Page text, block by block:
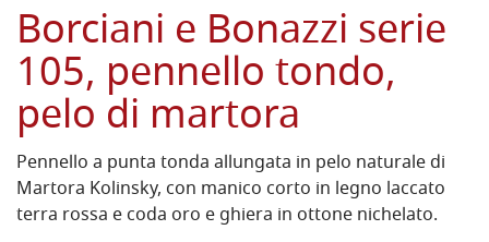
Borciani e Bonazzi serie
105, pennello tondo,
pelo di martora
Pennello a punta tonda allungata in pelo naturale di
Martora Kolinsky, con manico corto in legno laccato
terra rossa e coda oro e ghiera in ottone nichelato.